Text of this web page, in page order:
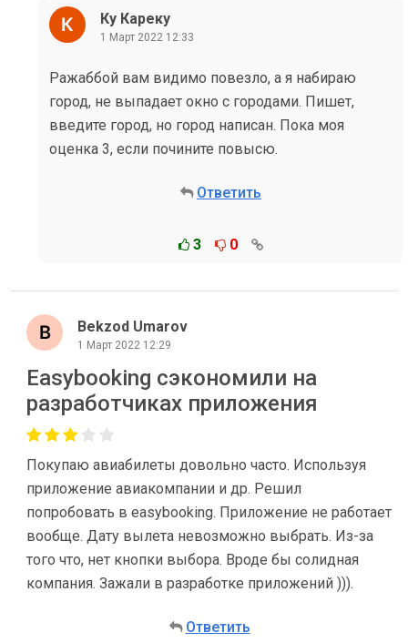
Ку Кареку
1 Март 2022 12:33
Ражаббой вам видимо повезло, а я набираю
город, не выпадает окно с городами. Пишет,
введите город, но город написан. Пока моя
оценка 3, если почините повысю.
Ответить
3 0
Bekzod Umarov
1 Март 2022 12:29
Easybooking сэкономили на
разработчиках приложения
Покупаю авиабилеты довольно часто. Используя
приложение авиакомпании и др. Решил
попробовать в easybooking. Приложение не работает
вообще. Дату вылета невозможно выбрать. Из-за
того что, нет кнопки выбора. Вроде бы солидная
компания. Зажали в разработке приложений ))).
Ответить